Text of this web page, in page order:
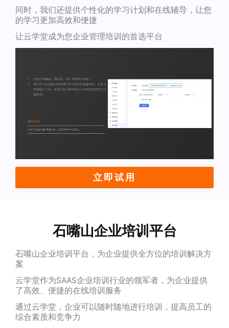
同时，我们还提供个性化的学习计划和在线辅导，让您
的学习更加高效和便捷
让云学堂成为您企业管理培训的首选平台
立即试用
石嘴山企业培训平台
石嘴山企业培训平台，为企业提供全方位的培训解决方
案
云学堂作为SAAS企业培训行业的领军者，为企业提供
了高效、便捷的在线培训服务
通过云学堂，企业可以随时随地进行培训，提高员工的
综合素质和竞争力